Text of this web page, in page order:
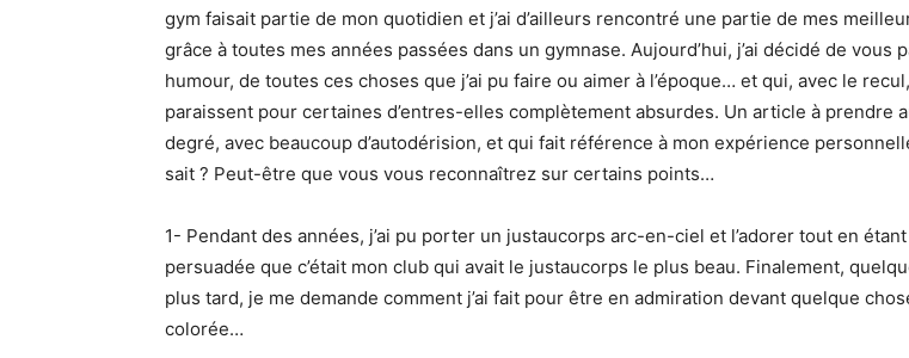
gym faisait partie de mon quotidien et j’ai d’ailleurs rencontré une partie de mes
grâce à toutes mes années passées dans un gymnase. Aujourd’hui, j’ai décidé de vous
humour, de toutes ces choses que j’ai pu faire ou aimer à l’époque… et qui, avec le
paraissent pour certaines d’entres-elles complètement absurdes. Un article à prendre
degré, avec beaucoup d’autodérision, et qui fait référence à mon expérience
sait ? Peut-être que vous vous reconnaîtrez sur certains points…
1- Pendant des années, j’ai pu porter un justaucorps arc-en-ciel et l’adorer tout en étant
persuadée que c’était mon club qui avait le justaucorps le plus beau. Finalement,
plus tard, je me demande comment j’ai fait pour être en admiration devant quelque
colorée…